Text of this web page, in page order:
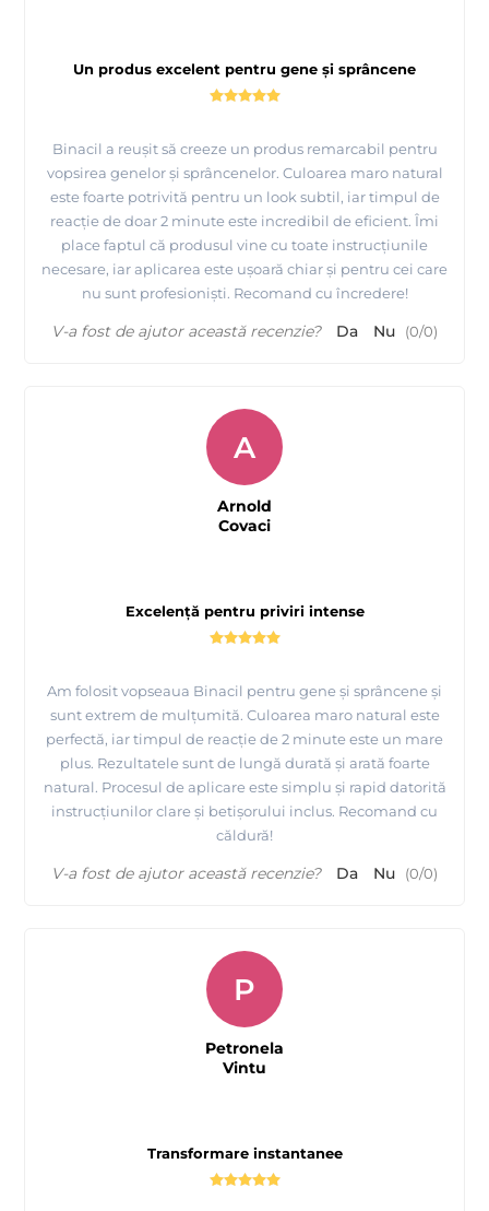
Un produs excelent pentru gene și sprâncene
Binacil a reușit să creeze un produs remarcabil pentru
vopsirea genelor și sprâncenelor. Culoarea maro natural
este foarte potrivită pentru un look subtil, iar timpul de
reacție de doar 2 minute este incredibil de eficient. Îmi
place faptul că produsul vine cu toate instrucțiunile
necesare, iar aplicarea este ușoară chiar și pentru cei care
nu sunt profesioniști. Recomand cu încredere!
V-a fost de ajutor această recenzie? Da Nu (0/0)
Excelență pentru priviri intense
Am folosit vopseaua Binacil pentru gene și sprâncene și
sunt extrem de mulțumită. Culoarea maro natural este
perfectă, iar timpul de reacție de 2 minute este un mare
plus. Rezultatele sunt de lungă durată și arată foarte
natural. Procesul de aplicare este simplu și rapid datorită
instrucțiunilor clare și betișorului inclus. Recomand cu
căldură!
A
Arnold
Covaci
V-a fost de ajutor această recenzie? Da Nu (0/0)
Transformare instantanee
P
Petronela
Vintu